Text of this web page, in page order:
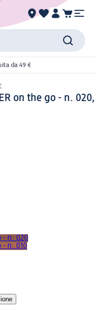
da 49 €
on the go - n. 020,
- n. 020
- n. 010